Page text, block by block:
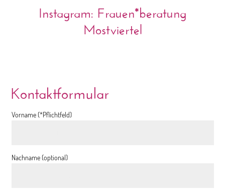
Instagram: Frauen*beratung
Mostviertel
Kontaktformular
Vorname (*Pflichtfeld)
Nachname (optional)